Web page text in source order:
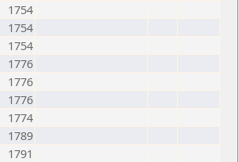
1754
1754
1754
1776
1776
1776
1774
1789
1791